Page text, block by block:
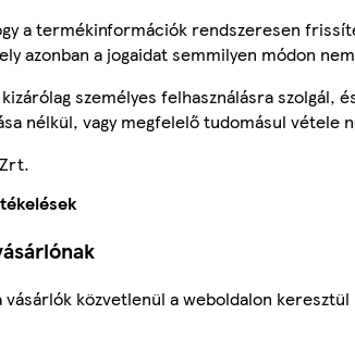
a termékinformációk rendszeresen
azonban a jogaidat semmilyen módon
személyes felhasználásra szolgál,
nélkül, vagy megfelelő tudomásul vétele
közvetlenül a weboldalon